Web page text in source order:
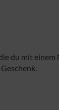
du mit einem